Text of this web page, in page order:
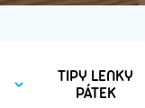
TIPY LENKY
PÁTEK